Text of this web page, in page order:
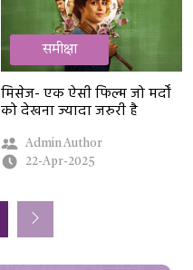
समीक्षा
मिसेज- एक ऐसी फिल्म जो मर्दों
को देखना ज्यादा जरुरी है
Admin Author
22-Apr-2025